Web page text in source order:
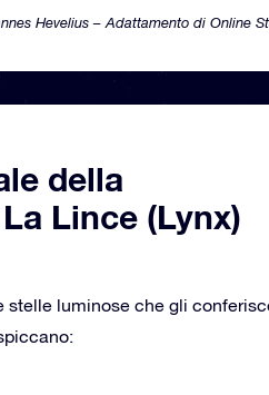
Hevelius – Adattamento di Online
della
Lince (Lynx)
stelle luminose che gli